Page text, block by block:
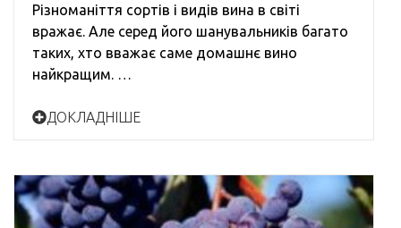
Різноманіття сортів і видів вина в світі
вражає. Але серед його шанувальників багато
таких, хто вважає саме домашнє вино
найкращим. …
ДОКЛАДНІШЕ